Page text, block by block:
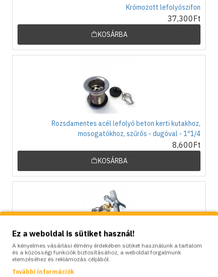
Krómozott lefolyószifon
37,300Ft
KOSÁRBA
Rozsdamentes acél lefolyó beton kerti kutakhoz,
mosogatókhoz, szűrős - dugóval - 1″1/4
8,600Ft
KOSÁRBA
Krómozott réz csaptelep 1/2″, KAM
Ez a weboldal is sütiket használ!
A kényelmes vásárlási élmény érdekében sütiket használunk a tartalom
és a közösségi funkciók biztosításához, a weboldal forgalmunk
elemzéséhez és reklámozás céljából.
További információk